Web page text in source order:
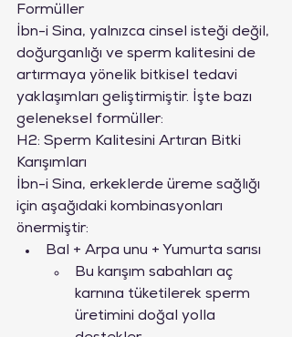
Formüller
İbn-i Sina, yalnızca cinsel isteği değil,
doğurganlığı ve sperm kalitesini de
artırmaya yönelik bitkisel tedavi
yaklaşımları geliştirmiştir. İşte bazı
geleneksel formüller:
H2: Sperm Kalitesini Artıran Bitki
Karışımları
İbn-i Sina, erkeklerde üreme sağlığı
için aşağıdaki kombinasyonları
önermiştir:
Bal + Arpa unu + Yumurta sarısı
Bu karışım sabahları aç
karnına tüketilerek sperm
üretimini doğal yolla